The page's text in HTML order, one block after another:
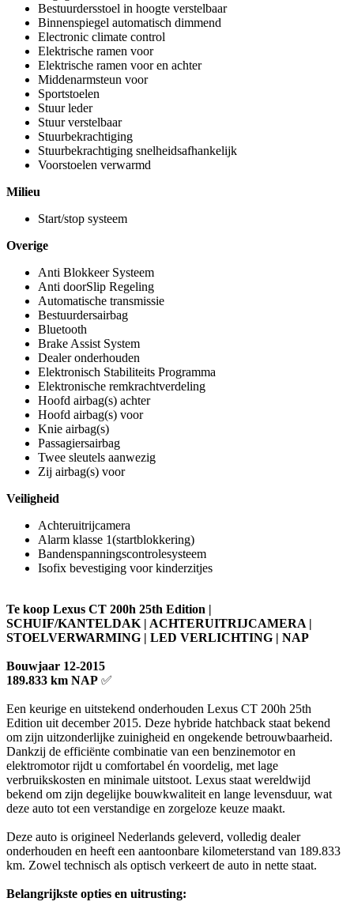
Bestuurdersstoel in hoogte verstelbaar
Binnenspiegel automatisch dimmend
Electronic climate control
Elektrische ramen voor
Elektrische ramen voor en achter
Middenarmsteun voor
Sportstoelen
Stuur leder
Stuur verstelbaar
Stuurbekrachtiging
Stuurbekrachtiging snelheidsafhankelijk
Voorstoelen verwarmd
Milieu
Start/stop systeem
Overige
Anti Blokkeer Systeem
Anti doorSlip Regeling
Automatische transmissie
Bestuurdersairbag
Bluetooth
Brake Assist System
Dealer onderhouden
Elektronisch Stabiliteits Programma
Elektronische remkrachtverdeling
Hoofd airbag(s) achter
Hoofd airbag(s) voor
Knie airbag(s)
Passagiersairbag
Twee sleutels aanwezig
Zij airbag(s) voor
Veiligheid
Achteruitrijcamera
Alarm klasse 1(startblokkering)
Bandenspanningscontrolesysteem
Isofix bevestiging voor kinderzitjes
Te koop Lexus CT 200h 25th Edition |
SCHUIF/KANTELDAK | ACHTERUITRIJCAMERA |
STOELVERWARMING | LED VERLICHTING | NAP
Bouwjaar 12-2015
189.833 km NAP ✅
Een keurige en uitstekend onderhouden Lexus CT 200h 25th
Edition uit december 2015. Deze hybride hatchback staat bekend
om zijn uitzonderlijke zuinigheid en ongekende betrouwbaarheid.
Dankzij de efficiënte combinatie van een benzinemotor en
elektromotor rijdt u comfortabel én voordelig, met lage
verbruikskosten en minimale uitstoot. Lexus staat wereldwijd
bekend om zijn degelijke bouwkwaliteit en lange levensduur, wat
deze auto tot een verstandige en zorgeloze keuze maakt.
Deze auto is origineel Nederlands geleverd, volledig dealer
onderhouden en heeft een aantoonbare kilometerstand van 189.833
km. Zowel technisch als optisch verkeert de auto in nette staat.
Belangrijkste opties en uitrusting: